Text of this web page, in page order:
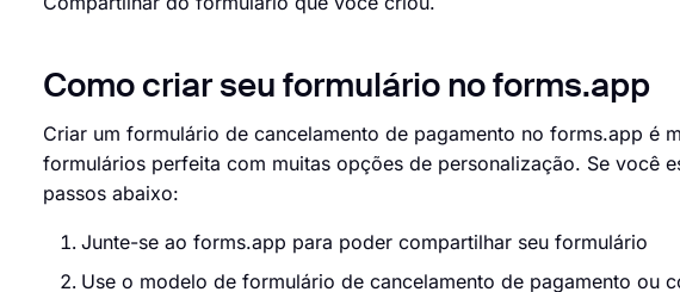
Como criar seu formulário no forms.app
Criar um formulário de cancelamento de pagamento no forms.app é
formulários perfeita com muitas opções de personalização. Se você
passos abaixo:
Junte-se ao forms.app para poder compartilhar seu formulário
Use o modelo de formulário de cancelamento de pagamento ou